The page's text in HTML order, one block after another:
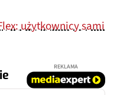
użytkownicy sami
REKLAMA